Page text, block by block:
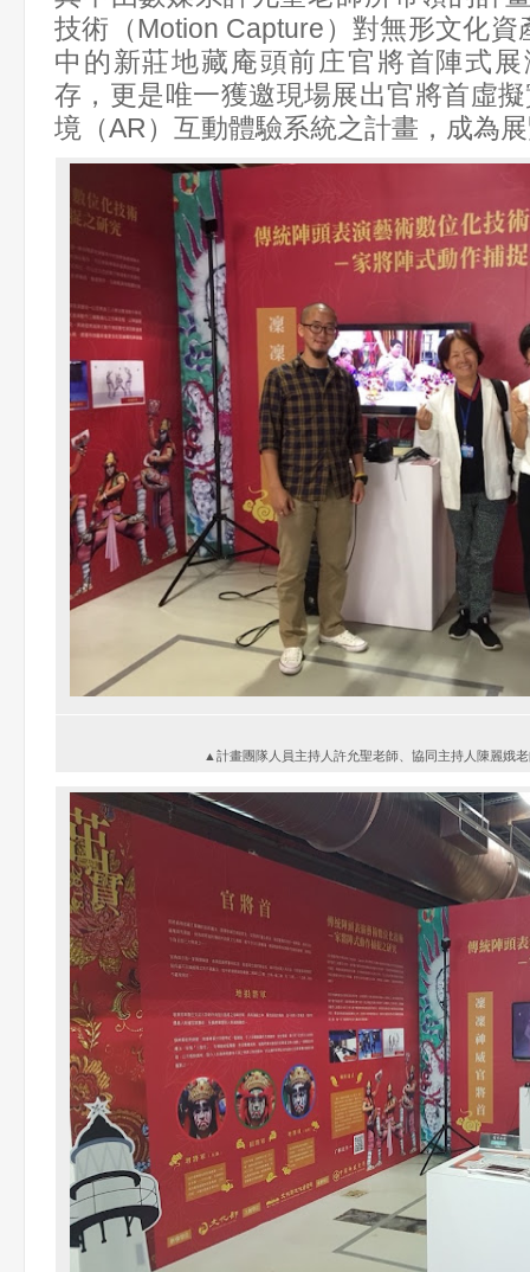
技術（Motion Capture）對無形文化
中的新莊地藏庵頭前庄官將首陣式
存，更是唯一獲邀現場展出官將首虛
境（AR）互動體驗系統之計畫，成為
▲計畫團隊人員主持人許允聖老師、協同主持人陳麗娥